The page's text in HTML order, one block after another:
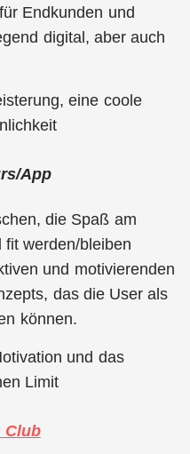
Endkunden und
digital, aber auch
eine coole
App
die Spaß am
werden/bleiben
und motivierenden
das die User als
können.
und das
Limit
Club